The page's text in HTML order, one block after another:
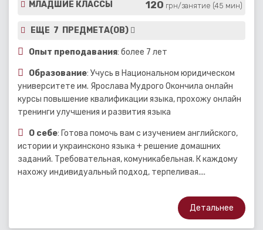
МЛАДШИЕ КЛАССЫ 120 грн/занятие (45 мин)
ЕЩЕ 7 ПРЕДМЕТА(ОВ)
Опыт преподавания: более 7 лет
Образование: Учусь в Национальном юридическом
университете им. Ярослава Мудрого Окончила онлайн
курсы повышение квалификации языка, прохожу онлайн
тренинги улучшения и развития языка
О себе: Готова помочь вам с изучением английского,
истории и украинсконо языка + решение домашних
заданий. Требовательная, комуникабельная. К каждому
нахожу индивидуальный подход, терпеливая....
Детальнее